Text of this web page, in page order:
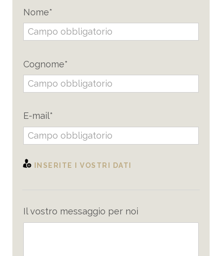
Nome*
Cognome*
E-mail*
INSERITE I VOSTRI DATI
Il vostro messaggio per noi